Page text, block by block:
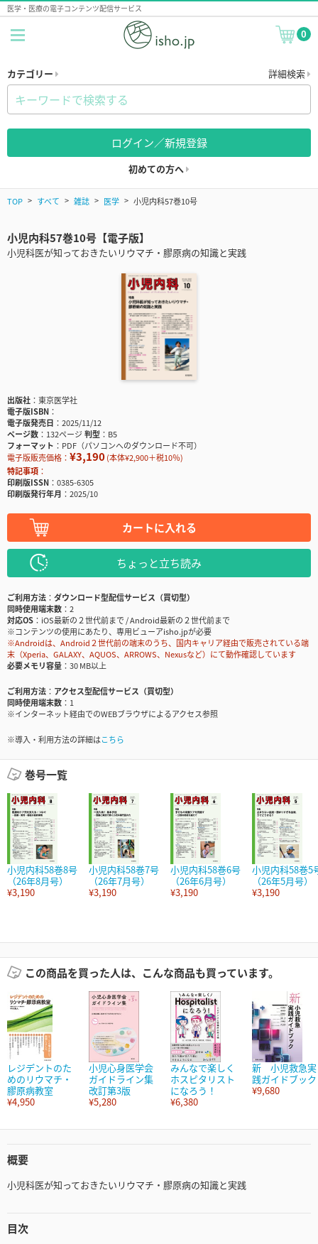
医学・医療の電子コンテンツ配信サービス
0
カテゴリー 詳細検索
ログイン／新規登録
初めての方へ
TOP すべて 雑誌 医学 小児内科57巻10号
小児内科57巻10号【電子版】
小児科医が知っておきたいリウマチ・膠原病の知識と実践
出版社
東京医学社
電子版ISBN
電子版発売日
2025/11/12
ページ数
132ページ判型
B5
フォーマット
PDF（パソコンへのダウンロード不可）
電子版販売価格： ¥3,190(本体¥2,900＋税10％)
特記事項
印刷版ISSN
0385-6305
印刷版発行年月
2025/10
カートに入れる
ちょっと立ち読み
ご利用方法
ダウンロード型配信サービス（買切型）
同時使用端末数
2
対応OS
iOS最新の２世代前まで / Android最新の２世代前まで
※コンテンツの使用にあたり、専用ビューアisho.jpが必要
※Androidは、Android２世代前の端末のうち、国内キャリア経由で販売されている端
末（Xperia、GALAXY、AQUOS、ARROWS、Nexusなど）にて動作確認しています
必要メモリ容量
30 MB以上
ご利用方法
アクセス型配信サービス（買切型）
同時使用端末数
1
※インターネット経由でのWEBブラウザによるアクセス参照
※導入・利用方法の詳細はこちら
巻号一覧
小児内科58巻8号
（26年8月号）
¥3,190
小児内科58巻7号
（26年7月号）
¥3,190
小児内科58巻6号
（26年6月号）
¥3,190
小児内科58巻5
（26年5月号）
¥3,190
この商品を買った人は、こんな商品も買っています。
レジデントのた
めのリウマチ・
膠原病教室
¥4,950
小児心身医学会
ガイドライン集
改訂第3版
¥5,280
みんなで楽しく
ホスピタリスト
になろう！
¥6,380
新 小児救急実
践ガイドブック
¥9,680
概要
小児科医が知っておきたいリウマチ・膠原病の知識と実践
目次